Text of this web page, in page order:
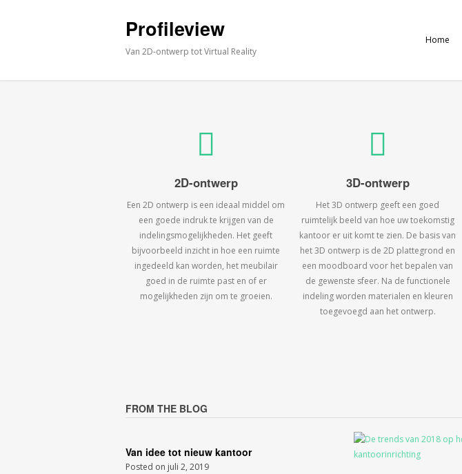
Profileview
Van 2D-ontwerp tot Virtual Reality
Home
2D-ontwerp
Een 2D ontwerp is een ideaal middel om
een goede indruk te krijgen van de
indelingsmogelijkheden. Het geeft
bijvoorbeeld inzicht in hoe een ruimte
ingedeeld kan worden, het meubilair
goed in de ruimte past en of er
mogelijkheden zijn om te groeien.
3D-ontwerp
Het 3D ontwerp geeft een goed
ruimtelijk beeld van hoe uw toekomstig
kantoor er uit komt te zien. De basis van
het 3D ontwerp is de 2D plattegrond en
een moodboard voor het bepalen van
de gewenste sfeer. Na de functionele
indeling worden materialen en kleuren
toegevoegd aan het ontwerp.
FROM THE BLOG
Van idee tot nieuw kantoor
Posted on juli 2, 2019